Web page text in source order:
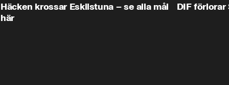
Häcken krossar Eskilstuna – se alla mål
här
DIF